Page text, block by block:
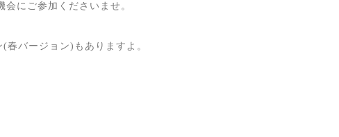
にご参加くださいませ。
春バージョン)もありますよ。